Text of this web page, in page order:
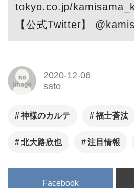
tokyo.co.jp/
【公式Twitter】
2020-12-06
sato
神様のカルテ 福士蒼汰
北大路欣也 注目情報
Facebook